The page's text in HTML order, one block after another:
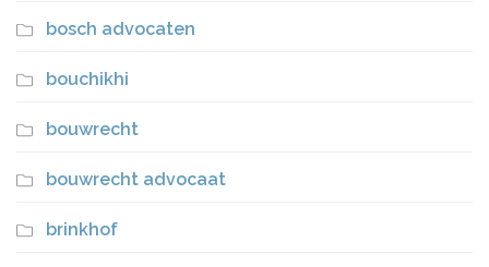
bosch advocaten
bouchikhi
bouwrecht
bouwrecht advocaat
brinkhof